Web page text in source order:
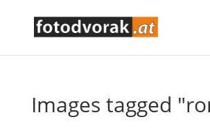
Images tagged